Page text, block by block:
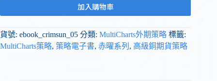
加入購物車
貨號: ebook_crimsun_05 分類: MultiCharts外期策略 標籤:
MultiCharts策略, 策略電子書, 赤曜系列 , 高級銅期貨策略